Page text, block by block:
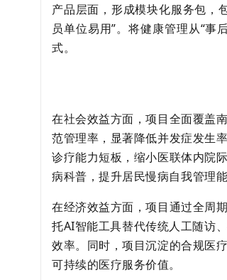
产品层面，形成模块化服务包，
员单位易用”。将健康管理从“事
式。
在社会效益方面，项目全面覆盖
范管理率，显著降低并发症发生
诊疗能力短板，缩小医联体内院
病科普，提升居民慢病自我管理
在经济效益方面，项目通过全周
托AI智能工具替代传统人工随访
效率。同时，项目沉淀的合规医
可持续的医疗服务价值。